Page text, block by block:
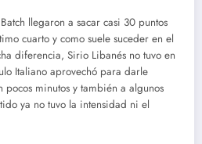
llegaron a sacar casi 30 puntos
cuarto y como suele suceder en el
diferencia, Sirio Libanés no tuvo en
Italiano aprovechó para darle
minutos y también a algunos
ya no tuvo la intensidad ni el